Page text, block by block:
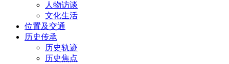
人物访谈
文化生活
位置及交通
历史传承
历史轨迹
历史焦点